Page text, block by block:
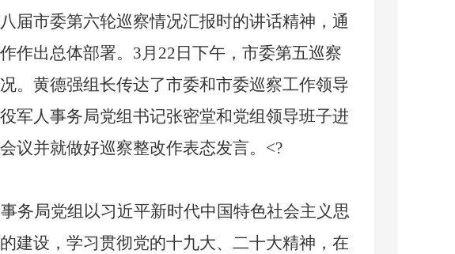
届市委第六轮巡察情况汇报时的讲话精神，通
作出总体部署。 3月 22 日 下午 ，市委第五巡察
。黄德强组长传达了市委和市委巡察工作领导
军人事务局党组书记张密堂和党组领导班子进
议并就做好巡察整改作表态发言。 <?
务局党组以习近平新时代中国特色社会主义思
建设，学习贯彻党的十九大、二十大精神，在